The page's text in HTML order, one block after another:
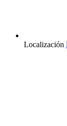
Localización